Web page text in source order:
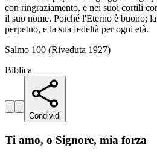
con ringraziamento, e nei suoi cortili
il suo nome. Poiché l'Eterno è buono;
perpetuo, e la sua fedeltà per ogni età.
Salmo 100 (Riveduta 1927)
Biblica
Condividi
Ti amo, o Signore, mia forza